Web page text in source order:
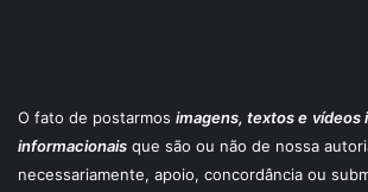
O fato de postarmos imagens, textos e vídeos
informacionais que são ou não de nossa
necessariamente, apoio, concordância ou